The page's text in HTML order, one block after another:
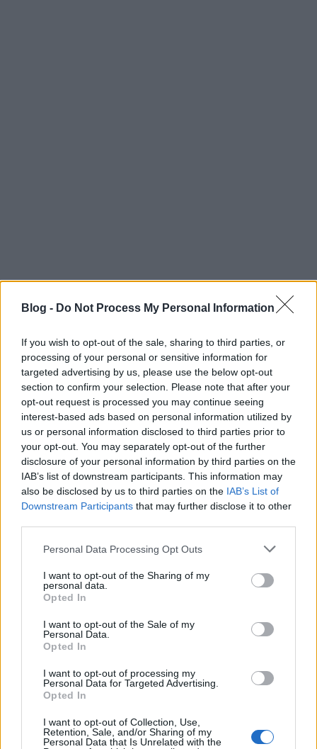
Blog - Do Not Process My Personal Information
If you wish to opt-out of the sale, sharing to third parties, or
processing of your personal or sensitive information for
targeted advertising by us, please use the below opt-out
section to confirm your selection. Please note that after your
opt-out request is processed you may continue seeing
interest-based ads based on personal information utilized by
us or personal information disclosed to third parties prior to
your opt-out. You may separately opt-out of the further
disclosure of your personal information by third parties on the
IAB’s list of downstream participants. This information may
also be disclosed by us to third parties on the IAB’s List of
Downstream Participants that may further disclose it to other
Please note that this website/app uses one or more Google
not limited to your visit or usage behaviour. You may click to
grant or deny consent to Google and its third-party tags to
use your data for below specified purposes in below Google
consent section.
Personal Data Processing Opt Outs
I want to opt-out of the Sharing of my
personal data.
Opted In
I want to opt-out of the Sale of my
Personal Data.
Opted In
I want to opt-out of processing my
Personal Data for Targeted Advertising.
Opted In
I want to opt-out of Collection, Use,
Retention, Sale, and/or Sharing of my
Personal Data that Is Unrelated with the